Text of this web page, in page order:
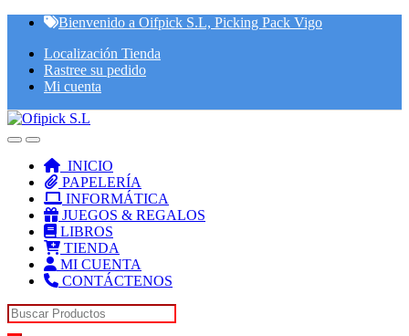
Skip
navigation
Skip
content
Bienvenido a Oifpick S.L, Picking Pack Vigo
Localización Tienda
Rastree su pedido
Mi cuenta
INICIO
PAPELERÍA
INFORMÁTICA
JUEGOS & REGALOS
LIBROS
TIENDA
MI CUENTA
CONTÁCTENOS
Search for: